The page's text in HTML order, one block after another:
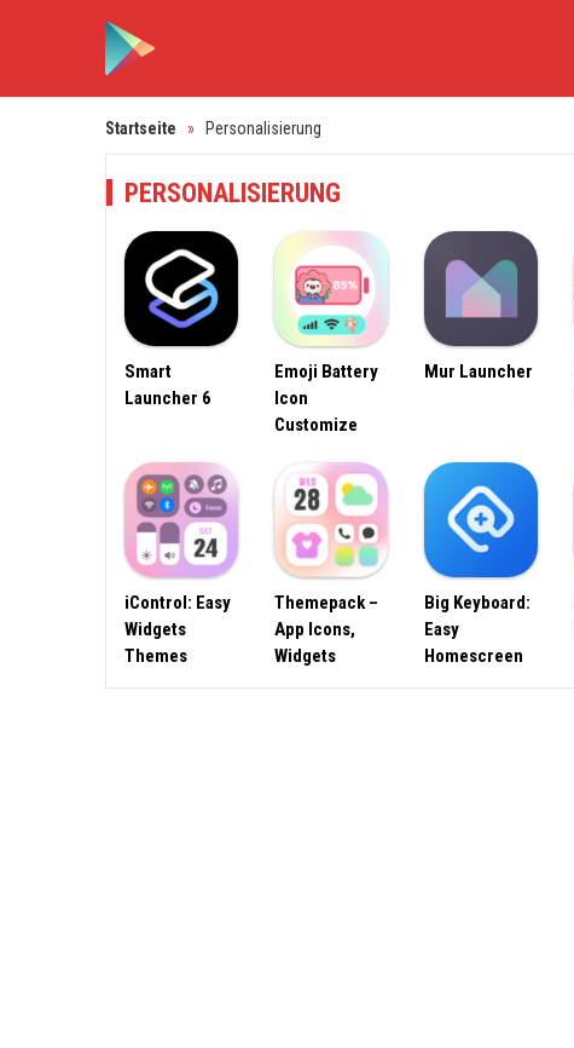
Startseite » Personalisierung
PERSONALISIERUNG
Smart
Launcher 6
Emoji Battery
Icon
Customize
Mur Launcher
iControl: Easy
Widgets
Themes
Themepack –
App Icons,
Widgets
Big Keyboard:
Easy
Homescreen